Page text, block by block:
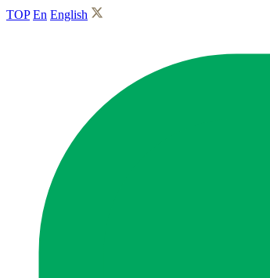
TOP En English